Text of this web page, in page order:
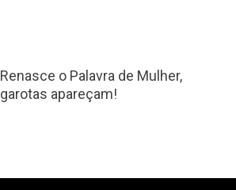
Renasce o Palavra de Mulher,
garotas apareçam!